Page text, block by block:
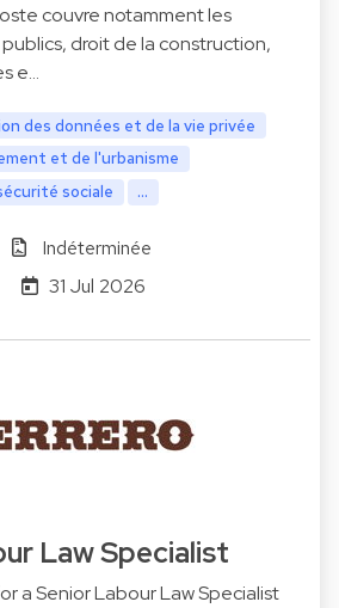
couvre notamment les
droit de la construction,
e…
des données et de la vie privée
et de l'urbanisme
sociale
...
Indéterminée
31 Jul 2026
Law Specialist
a Senior Labour Law Specialist